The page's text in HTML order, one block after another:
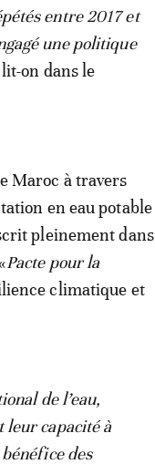
entre 2017 et
une politique
on dans le
Maroc à travers
en eau potable
pleinement dans
Pacte pour la
climatique et
de l’eau,
leur capacité à
des